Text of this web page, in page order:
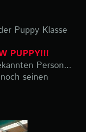
Puppy Klasse
PUPPY!!!
Person...
seinen